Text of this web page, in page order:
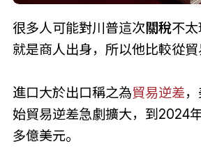
很多人可能對川普這次關稅不
就是商人出身，所以他比較從貿
進口大於出口稱之為貿易逆差
始貿易逆差急劇擴大，到2024
多億美元。